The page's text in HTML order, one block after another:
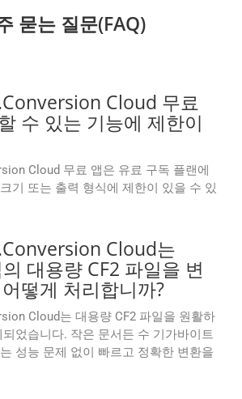
묻는 질문(FAQ)
Cloud 무료
수 있는 기능에 제한이
Cloud 무료 앱은 유료 구독 플랜에
기 또는 출력 형식에 제한이 있을 수 있
Cloud는
대용량 CF2 파일을 변
떻게 처리합니까?
Cloud는 대용량 CF2 파일을 원활하
었습니다. 작은 문서든 수 기가바이트
성능 문제 없이 빠르고 정확한 변환을